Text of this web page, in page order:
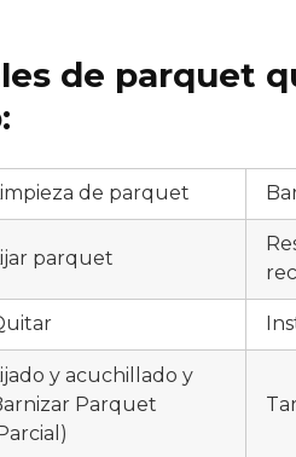
de parquet
de parquet
parquet
y acuchillado y
Parquet